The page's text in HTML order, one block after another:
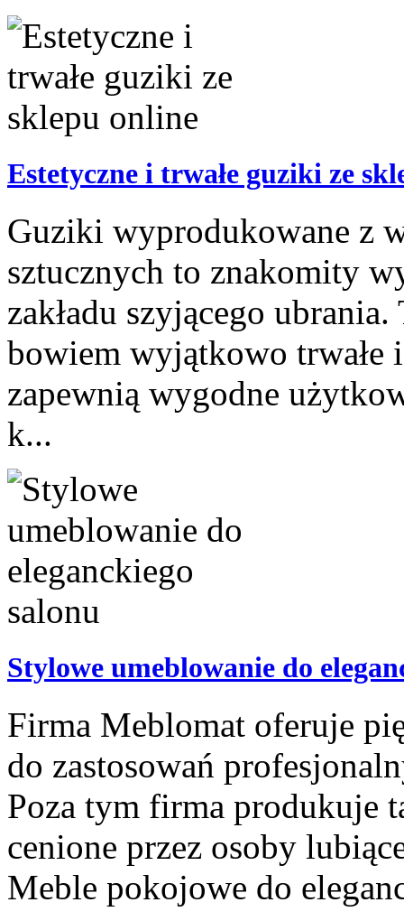
Estetyczne i trwałe guziki ze
Guziki wyprodukowane z
sztucznych to znakomity
zakładu szyjącego
bowiem wyjątkowo trwałe
zapewnią wygodne
k...
Stylowe umeblowanie do
Firma Meblomat oferuje
do zastosowań
Poza tym firma produkuje
cenione przez osoby
Meble pokojowe do